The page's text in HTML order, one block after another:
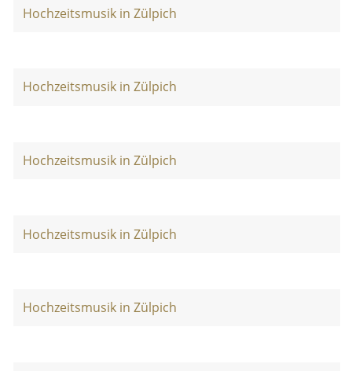
Hochzeitsmusik in Zülpich
Hochzeitsmusik in Zülpich
Hochzeitsmusik in Zülpich
Hochzeitsmusik in Zülpich
Hochzeitsmusik in Zülpich